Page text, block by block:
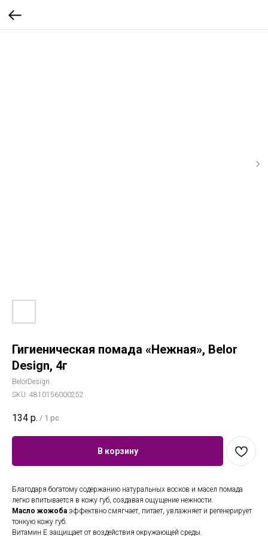
Гигиеническая помада «Нежная», Belor
Design, 4г
BelorDesign
SKU: 4810156000252
134 р. / 1 pc
В корзину
Благодаря богатому содержанию натуральных восков и масел помада
легко впитывается в кожу губ, создавая ощущение нежности.
Масло жожоба эффектвно смягчает, питает, увлажняет и регенерирует
тонкую кожу губ.
Витамин Е защищает от воздействия окружающей среды.